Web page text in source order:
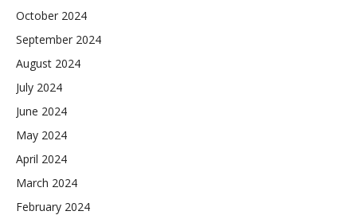
October 2024
September 2024
August 2024
July 2024
June 2024
May 2024
April 2024
March 2024
February 2024